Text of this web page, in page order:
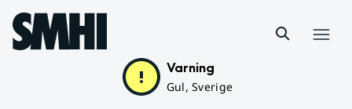
Hoppa till sidans innehåll
Varning
Gul, Sverige